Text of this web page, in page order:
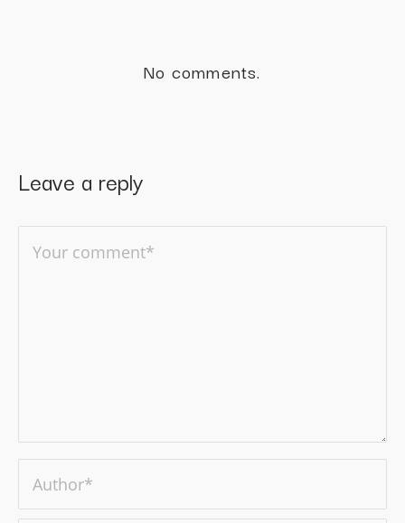
No comments.
Leave a reply